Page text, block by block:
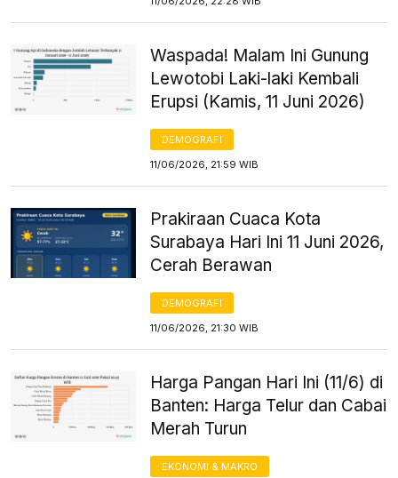
Waspada! Malam Ini Gunung
Lewotobi Laki-laki Kembali
Erupsi (Kamis, 11 Juni 2026)
DEMOGRAFI
11/06/2026, 21:59 WIB
Prakiraan Cuaca Kota
Surabaya Hari Ini 11 Juni 2026,
Cerah Berawan
DEMOGRAFI
11/06/2026, 21:30 WIB
Harga Pangan Hari Ini (11/6) di
Banten: Harga Telur dan Cabai
Merah Turun
EKONOMI & MAKRO